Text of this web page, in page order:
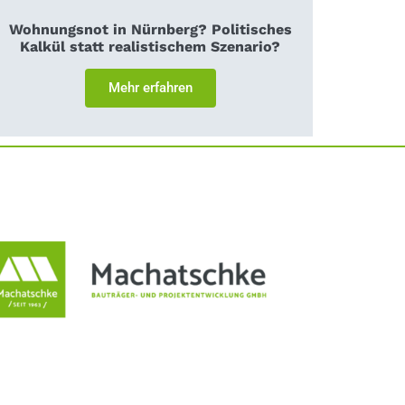
Wohnungsnot in Nürnberg? Politisches
Kalkül statt realistischem Szenario?
Mehr erfahren